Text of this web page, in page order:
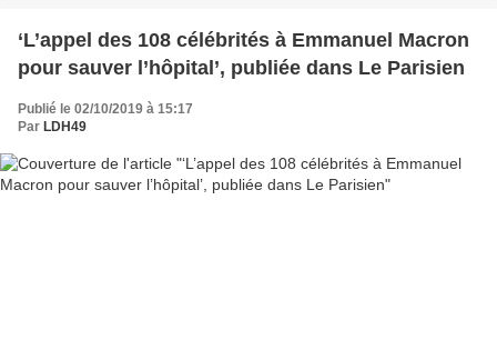
‘L’appel des 108 célébrités à Emmanuel Macron
pour sauver l’hôpital’, publiée dans Le Parisien
Publié le 02/10/2019 à 15:17
Par LDH49